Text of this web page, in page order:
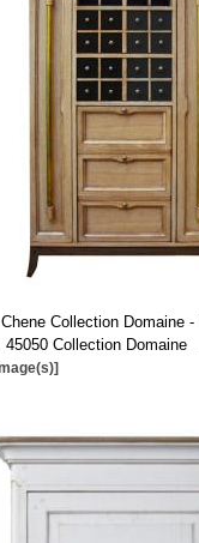
Collection Domaine -
45050 Collection Domaine